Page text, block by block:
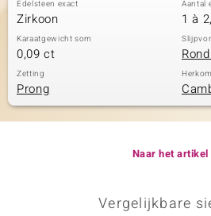
Edelsteen exact
Zirkoon
Aantal
1 à
Karaatgewicht som
0,09 ct
Zetting
Prong
Naar het artikel
Vergelijkbare